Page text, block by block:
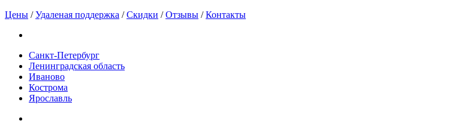
Цены /Удаленая поддержка /Скидки /Отзывы /Контакты
Санкт-Петербург
Ленинградская область
Иваново
Кострома
Ярославль